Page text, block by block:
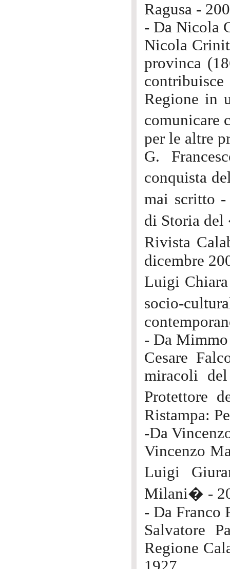
Ragusa -
- Da Nicola
Nicola
provinca
contribuisce
Regione in
comunicare
per le altre
G.
conquista
mai scritto
di Storia
Rivista
dicembre
Luigi
socio-
- Da
Cesare
miracoli
Protettore
Ristampa:
-Da
Vincenzo
Luigi
Milani� -
- Da Franco
Salvatore
Regione